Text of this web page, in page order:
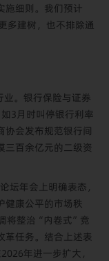
细则。我们预计
多建树，也不排除通
。银行保险与证券
3月时叫停银行利率
协会发布规范银行间
三百余亿元的二级资
坛年会上明确表态，
健康公平的市场秩
将整治“内卷式”竞
革任务。结合上述表
年进一步扩大，